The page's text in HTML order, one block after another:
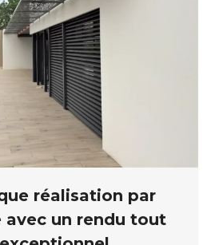
réalisation par
avec un rendu tout